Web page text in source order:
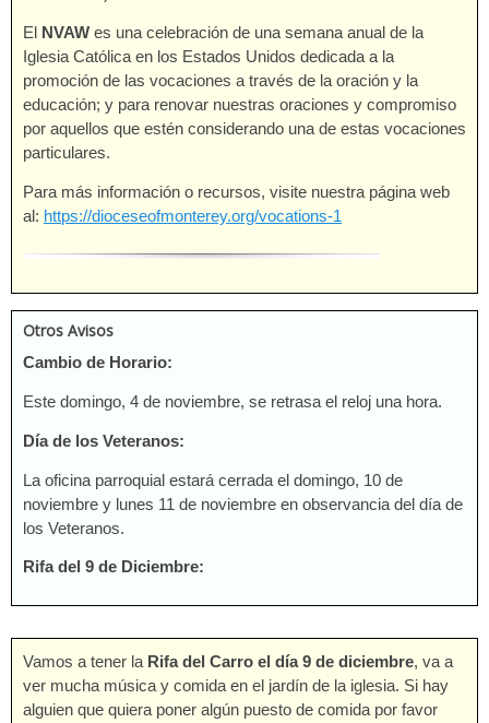
El NVAW es una celebración de una semana anual de la
Iglesia Católica en los Estados Unidos dedicada a la
promoción de las vocaciones a través de la oración y la
educación; y para renovar nuestras oraciones y compromiso
por aquellos que estén considerando una de estas vocaciones
particulares.
Para más información o recursos, visite nuestra página web
al: https://dioceseofmonterey.org/vocations-1
Otros Avisos
Cambio de Horario:
Este domingo, 4 de noviembre, se retrasa el reloj una hora.
Día de los Veteranos:
La oficina parroquial estará cerrada el domingo, 10 de
noviembre y lunes 11 de noviembre en observancia del día de
los Veteranos.
Rifa del 9 de Diciembre:
Vamos a tener la Rifa del Carro el día 9 de diciembre, va a
ver mucha música y comida en el jardín de la iglesia. Si hay
alguien que quiera poner algún puesto de comida por favor